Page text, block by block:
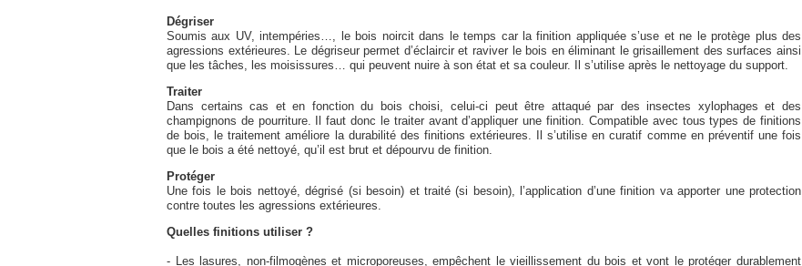
Dégriser
Soumis aux UV, intempéries…, le bois noircit dans le temps car la finition appliquée s’use et ne le protège plus des
agressions extérieures. Le dégriseur permet d’éclaircir et raviver le bois en éliminant le grisaillement des surfaces ainsi
que les tâches, les moisissures… qui peuvent nuire à son état et sa couleur. Il s’utilise après le nettoyage du support.
Traiter
Dans certains cas et en fonction du bois choisi, celui-ci peut être attaqué par des insectes xylophages et des
champignons de pourriture. Il faut donc le traiter avant d’appliquer une finition. Compatible avec tous types de finitions
de bois, le traitement améliore la durabilité des finitions extérieures. Il s’utilise en curatif comme en préventif une fois
que le bois a été nettoyé, qu’il est brut et dépourvu de finition.
Protéger
Une fois le bois nettoyé, dégrisé (si besoin) et traité (si besoin), l’application d’une finition va apporter une protection
contre toutes les agressions extérieures.
Quelles finitions utiliser ?
- Les lasures, non-filmogènes et microporeuses, empêchent le vieillissement du bois et vont le protéger durablement